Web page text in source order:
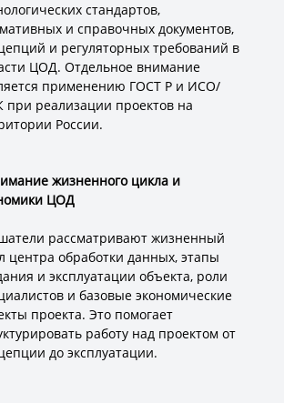
стандартов,
и справочных документов,
и регуляторных требований в
ЦОД. Отдельное внимание
применению ГОСТ Р и ИСО/
при реализации проектов на
России.
жизненного цикла и
ЦОД
рассматривают жизненный
центра обработки данных, этапы
и эксплуатации объекта, роли
и базовые экономические
проекта. Это помогает
работу над проектом от
до эксплуатации.